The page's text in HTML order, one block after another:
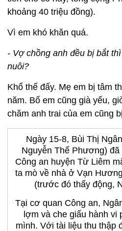
khoảng 40 triệu đồng).
Vì em khó khăn quá.
- Vợ chồng anh đều bị bắt
nuôi?
Khổ thế đấy. Mẹ em bị tâm
năm. Bố em cũng già yếu,
chăm anh trai của em cũng
Ngày 15-8, Bùi Thị
Nguyễn Thế Phương)
Công an huyện Từ Liêm
ta mò về nhà ở Vạn
(trước đó thấy động,
Tại cơ quan Công an,
lợm và che giấu hành vi
mình. Với tài liệu thu thập